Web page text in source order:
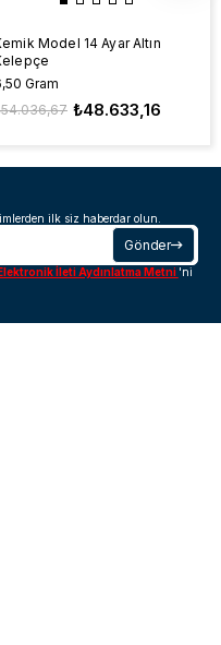
Model 14 Ayar Altın
Gram
₺48.633,16
ilk siz haberdar olun.
Gönder
İleti Aydınlatma Metni 'ni